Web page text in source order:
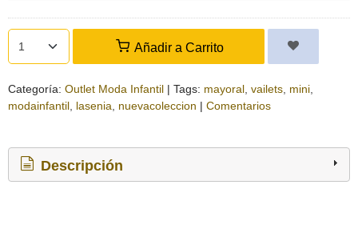
Añadir a Carrito
Categoría: Outlet Moda Infantil | Tags: mayoral vailets mini
modainfantil lasenia nuevacoleccion | Comentarios
Descripción